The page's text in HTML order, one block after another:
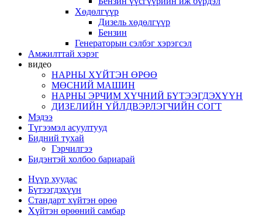
Хөдөлгүүр
Дизель хөдөлгүүр
Бензин
Генераторын сэлбэг хэрэгсэл
Амжилттай хэрэг
видео
НАРНЫ ХҮЙТЭН ӨРӨӨ
МӨСНИЙ МАШИН
НАРНЫ ЭРЧИМ ХҮЧНИЙ БҮТЭЭГДЭХҮҮН
ДИЗЕЛИЙН ҮЙЛДВЭРЛЭГЧИЙН СОГТ
Мэдээ
Түгээмэл асуултууд
Бидний тухай
Гэрчилгээ
Бидэнтэй холбоо бариарай
Нүүр хуудас
Бүтээгдэхүүн
Стандарт хүйтэн өрөө
Хүйтэн өрөөний самбар